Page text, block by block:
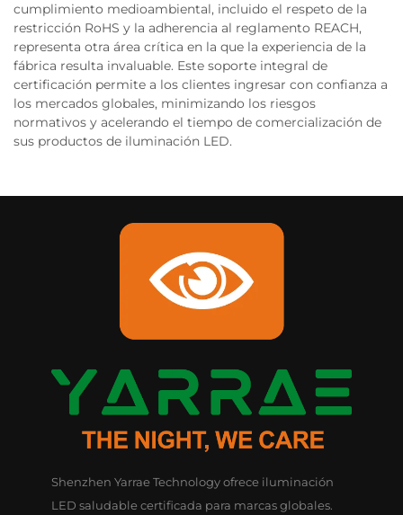
cumplimiento medioambiental, incluido el respeto de la
restricción RoHS y la adherencia al reglamento REACH,
representa otra área crítica en la que la experiencia de la
fábrica resulta invaluable. Este soporte integral de
certificación permite a los clientes ingresar con confianza a
los mercados globales, minimizando los riesgos
normativos y acelerando el tiempo de comercialización de
sus productos de iluminación LED.
Shenzhen Yarrae Technology ofrece iluminación
LED saludable certificada para marcas globales.